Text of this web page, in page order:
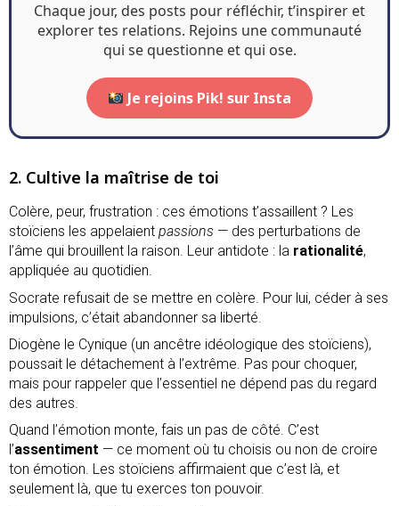
Chaque jour, des posts pour réfléchir, t’inspirer et
explorer tes relations. Rejoins une communauté
qui se questionne et qui ose.
Je rejoins Pik! sur Insta
2. Cultive la maîtrise de toi
Colère, peur, frustration : ces émotions t’assaillent ? Les
stoïciens les appelaient passions — des perturbations de
l’âme qui brouillent la raison. Leur antidote : la rationalité,
appliquée au quotidien.
Socrate refusait de se mettre en colère. Pour lui, céder à ses
impulsions, c’était abandonner sa liberté.
Diogène le Cynique (un ancêtre idéologique des stoïciens),
poussait le détachement à l’extrême. Pas pour choquer,
mais pour rappeler que l’essentiel ne dépend pas du regard
des autres.
Quand l’émotion monte, fais un pas de côté. C’est
l’assentiment — ce moment où tu choisis ou non de croire
ton émotion. Les stoïciens affirmaient que c’est là, et
seulement là, que tu exerces ton pouvoir.